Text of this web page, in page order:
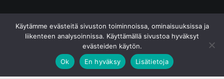
Käytämme evästeitä sivuston toiminnoissa, ominaisuuksissa ja
liikenteen analysoinnissa. Käyttämällä sivustoa hyväksyt
evästeiden käytön.
Ok
En hyväksy Lisätietoja